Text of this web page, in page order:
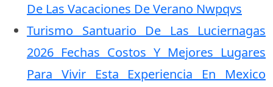
De Las Vacaciones De Verano Nwpqvs
Turismo Santuario De Las Luciernagas
2026 Fechas Costos Y Mejores Lugares
Para Vivir Esta Experiencia En Mexico